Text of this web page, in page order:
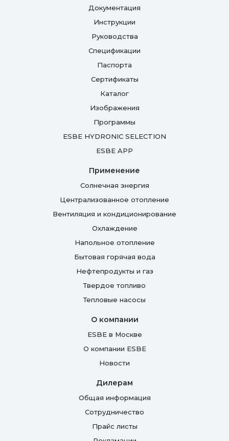
Документация
Инструкции
Руководства
Спецификации
Паспорта
Сертификаты
Каталог
Изображения
Программы
ESBE HYDRONIC SELECTION
ESBE APP
Применение
Солнечная энергия
Централизованное отопление
Вентиляция и кондиционирование
Oхлаждение
Напольное отопление
Бытовая горячая вода
Нефтепродукты и газ
Твердое топливо
Тепловые насосы
О компании
ESBE в Москве
О компании ESBE
Новости
Дилерам
Общая информация
Сотрудничество
Прайс листы